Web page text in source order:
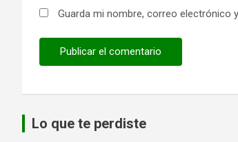
Guarda mi nombre, correo electrónico
Lo que te perdiste